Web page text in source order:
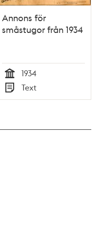
Annons för
småstugor från 1934
Tid
1934
Typ
Text